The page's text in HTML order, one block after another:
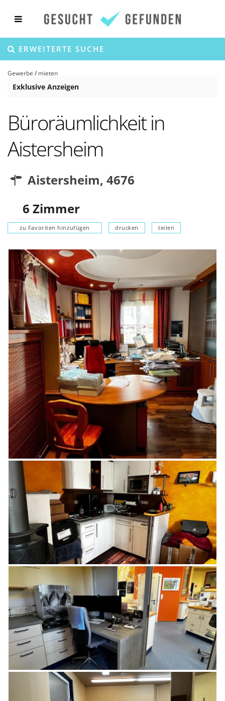
ERWEITERTE SUCHE
Gewerbe / mieten
Exklusive Anzeigen
Büroräumlichkeit in
Aistersheim
Aistersheim, 4676
6 Zimmer
zu Favoriten hinzufügen drucken teilen